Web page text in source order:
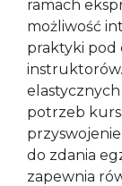
ramach
możliwość
praktyki pod
potrzeb
do zdania
zapewnia